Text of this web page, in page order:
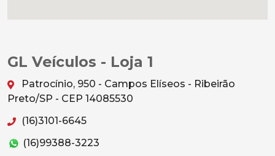
GL Veículos - Loja 1
Patrocínio, 950 - Campos Elíseos - Ribeirão
Preto/SP - CEP 14085530
(16)3101-6645
(16)99388-3223